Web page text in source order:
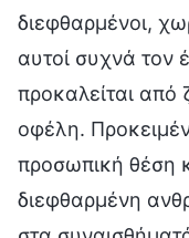
διεφθαρμένοι,
αυτοί συχνά τον
προκαλείται από
οφέλη.
προσωπική θέση
διεφθαρμένη